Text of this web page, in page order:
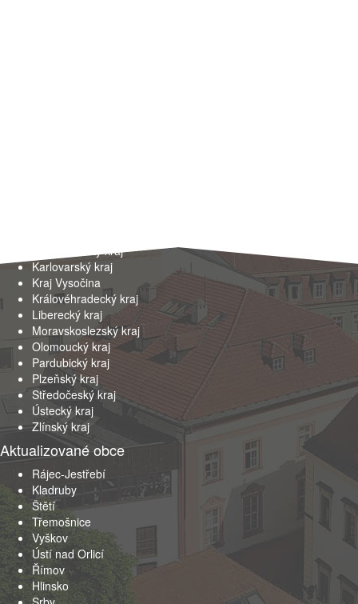
Jihomoravský kraj
Karlovarský kraj
Kraj Vysočina
Královéhradecký kraj
Liberecký kraj
Moravskoslezský kraj
Olomoucký kraj
Pardubický kraj
Plzeňský kraj
Středočeský kraj
Ústecký kraj
Zlínský kraj
Aktualizované obce
Rájec-Jestřebí
Kladruby
Štětí
Třemošnice
Vyškov
Ústí nad Orlicí
Římov
Hlinsko